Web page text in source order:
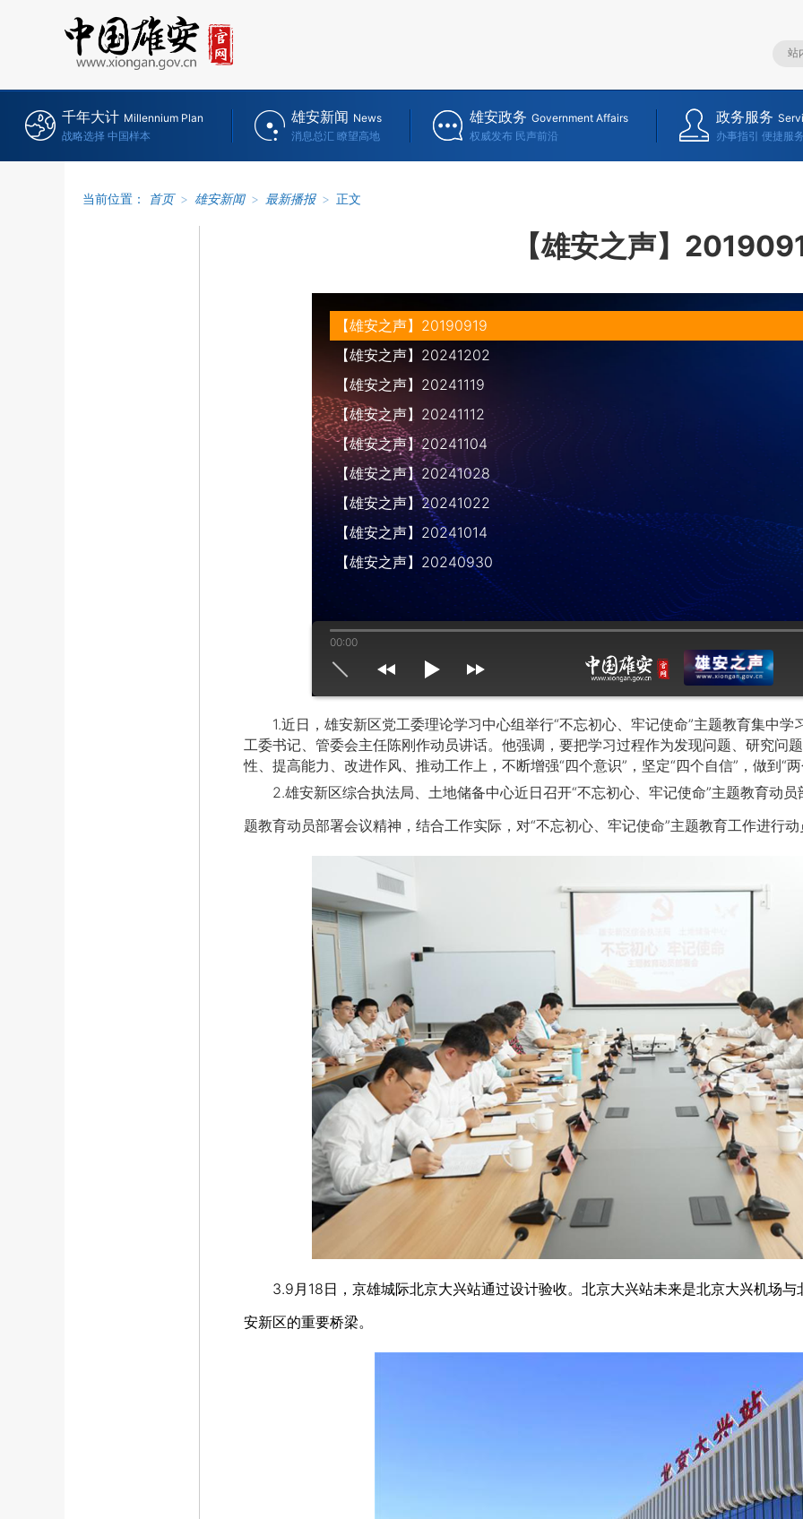
千年大计 Millennium Plan
战略选择 中国样本
雄安新闻 News
消息总汇 瞭望高地
雄安政务 Government Affairs
权威发布 民声前沿
政务服务
办事指引 便捷服
当前位置： 首页 > 雄安新闻 > 最新播报 > 正文
【雄安之声】
【雄安之声】20190919
【雄安之声】20241202
【雄安之声】20241119
【雄安之声】20241112
【雄安之声】20241104
【雄安之声】20241028
【雄安之声】20241022
【雄安之声】20241014
【雄安之声】20240930
00:00
mute max volume
1.近日，雄安新区党工委理论学习中心组举行“不忘初心、牢记使命”主题教育集中学
工委书记、管委会主任陈刚作动员讲话。他强调，要把学习过程作为发现问题、研究问
性、提高能力、改进作风、推动工作上，不断增强“四个意识”，坚定“四个自信”，做到“
2.雄安新区综合执法局、土地储备中心近日召开“不忘初心、牢记使命”主题教育动员
题教育动员部署会议精神，结合工作实际，对“不忘初心、牢记使命”主题教育工作进行
3.9月18日，京雄城际北京大兴站通过设计验收。北京大兴站未来是北京大兴机场与
安新区的重要桥梁。